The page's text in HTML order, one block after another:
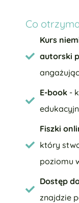
Co
Kurs
autorski
E-book-
Fiszki
który
poziomu
Dostęp
znajdzie